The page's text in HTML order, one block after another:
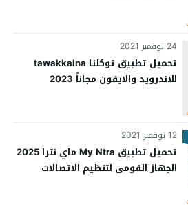
24 نوفمبر 2021
تحميل تطبيق توكلنا tawakkalna
للاندرويد والايفون مجاناً 2023
12 نوفمبر 2021
تحميل تطبيق My Ntra ماي نترا 2025
الجهاز القومى لتنظيم الاتصالات